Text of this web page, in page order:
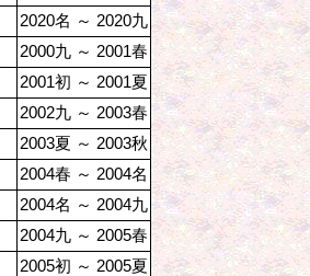
2020名 ～ 2020九
2000九 ～ 2001春
2001初 ～ 2001夏
2002九 ～ 2003春
2003夏 ～ 2003秋
2004春 ～ 2004名
2004名 ～ 2004九
2004九 ～ 2005春
2005初 ～ 2005夏